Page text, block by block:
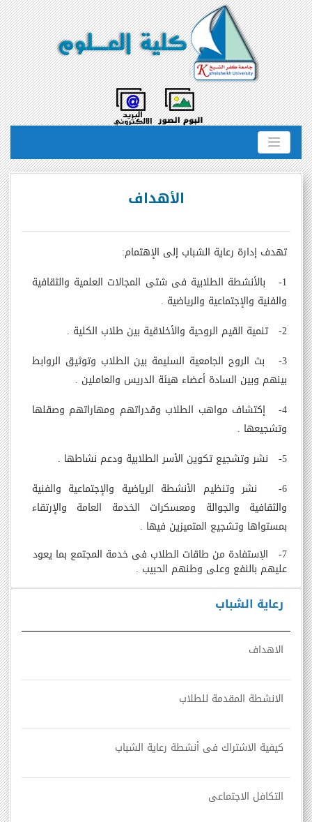
رعاية الشباب
الاهداف
الانشطة المقدمة للطلاب
كيفية الاشتراك فى أنشطة رعاية الشباب
التكافل الاجتماعى
الأهداف
تهدف إدارة رعاية الشباب إلى الإهتمام:
1- بالأنشطة الطلابية فى شتى المجالات العلمية والثقافية
والفنية والإجتماعية والرياضية .
2- تنمية القيم الروحية والأخلاقية بين طلاب الكلية .
3- بث الروح الجامعية السليمة بين الطلاب وتوثيق الروابط
بينهم وبين السادة أعضاء هيئة الدريس والعاملين .
4- إكتشاف مواهب الطلاب وقدراتهم ومهاراتهم وصقلها
وتشجيعها .
5- نشر وتشجيع تكوين الأسر الطلابية ودعم نشاطها .
6- نشر وتنظيم الأنشطة الرياضية والإجتماعية والفنية
والثقافية والجوالة ومعسكرات الخدمة العامة والإرتقاء
بمستواها وتشجيع المتميزين فيها .
7- الإستفادة من طاقات الطلاب فى خدمة المجتمع بما يعود
عليهم بالنفع وعلى وطنهم الحبيب .